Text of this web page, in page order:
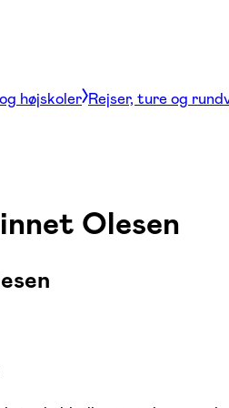
højskoler Rejser, ture og
Olesen